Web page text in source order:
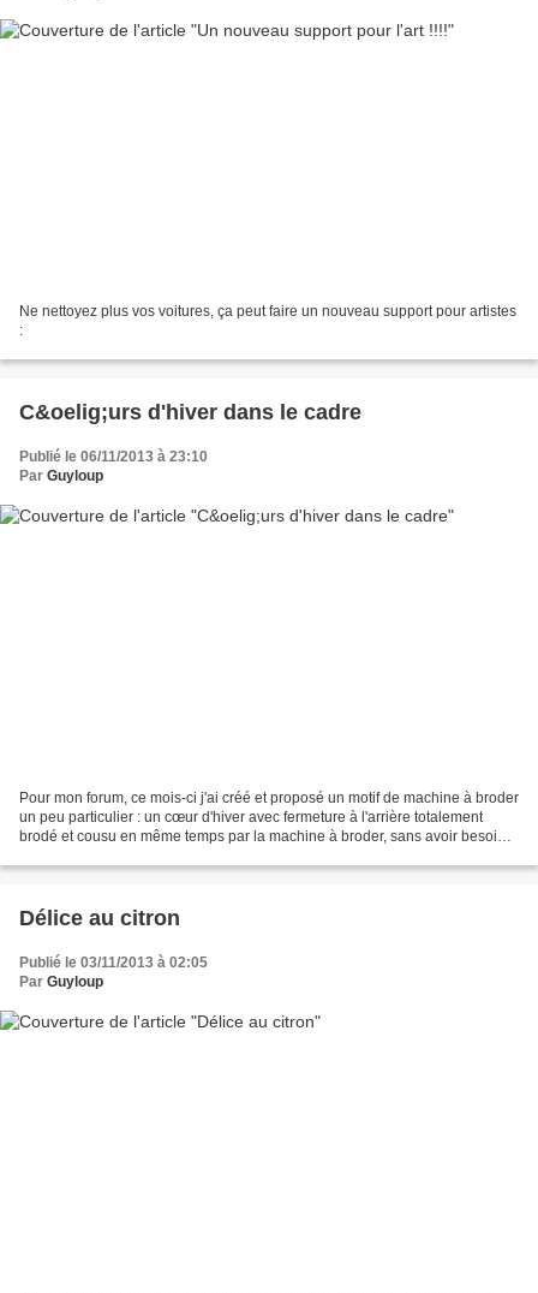
Ne nettoyez plus vos voitures, ça peut faire un nouveau support pour artistes
:
C&oelig;urs d'hiver dans le cadre
Publié le 06/11/2013 à 23:10
Par Guyloup
Pour mon forum, ce mois-ci j'ai créé et proposé un motif de machine à broder
un peu particulier : un cœur d'hiver avec fermeture à l'arrière totalement
brodé et cousu en même temps par la machine à broder, sans avoir besoin
Délice au citron
Publié le 03/11/2013 à 02:05
Par Guyloup